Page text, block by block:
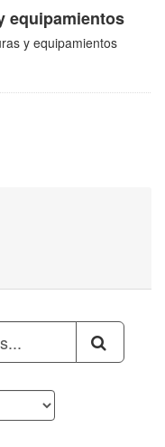
equipamientos
y equipamientos